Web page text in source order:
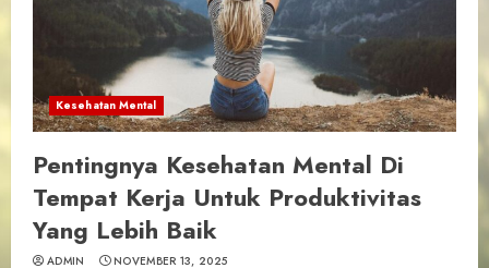
Kesehatan Mental
Pentingnya Kesehatan Mental Di
Tempat Kerja Untuk Produktivitas
Yang Lebih Baik
ADMIN NOVEMBER 13, 2025